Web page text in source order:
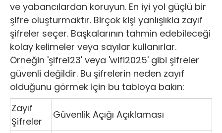
ve yabancılardan koruyun. En iyi yol güçlü bir
şifre oluşturmaktır. Birçok kişi yanlışlıkla zayıf
şifreler seçer. Başkalarının tahmin edebileceği
kolay kelimeler veya sayılar kullanırlar.
Örneğin 'şifre123' veya 'wifi2025' gibi şifreler
güvenli değildir. Bu şifrelerin neden zayıf
olduğunu görmek için bu tabloya bakın:
Zayıf
Şifreler
Güvenlik Açığı Açıklaması